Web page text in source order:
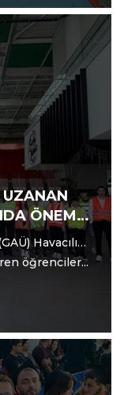
UZANAN
ÖNEMLİ
Havacılık
öğrenciler...